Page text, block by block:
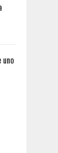
uno